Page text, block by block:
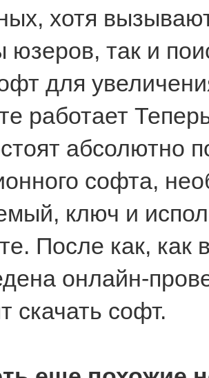
хотя
юзеров, так и
для
работает
абсолютно
софта,
ключ и
После как, как
онлайн-
скачать софт.